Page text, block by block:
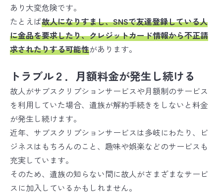
あり大変危険です。
たとえば故人になりすまし、SNSで友達登録している人
に金品を要求したり、クレジットカード情報から不正請
求されたりする可能性があります。
トラブル２．月額料金が発生し続ける
故人がサブスクリプションサービスや月額制のサービス
を利用していた場合、遺族が解約手続きをしないと料金
が発生し続けます。
近年、サブスクリプションサービスは多岐にわたり、ビ
ジネスはもちろんのこと、趣味や娯楽などのサービスも
充実しています。
そのため、遺族の知らない間に故人がさまざまなサービ
スに加入しているかもしれません。